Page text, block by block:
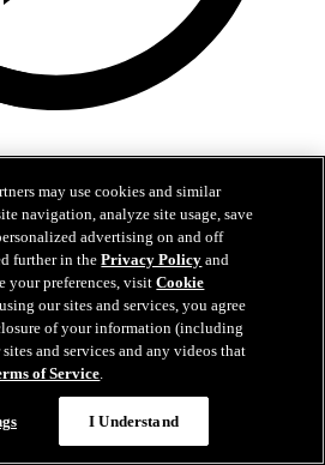
6:1
may use cookies and similar
navigation, analyze site usage, save
advertising on and off
further in thePrivacy Policy and
your preferences, visitCookie
our sites and services, you agree
of your information (including
and services and any videos that
of Service.
I Understand